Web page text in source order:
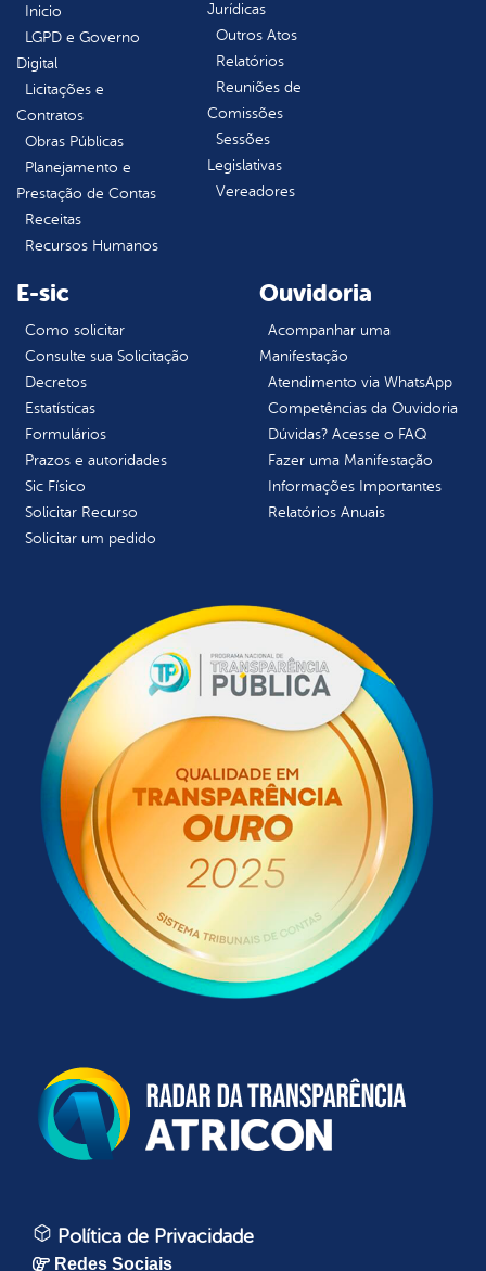
Inicio
LGPD e Governo
Digital
Licitações e
Contratos
Obras Públicas
Planejamento e
Prestação de Contas
Receitas
Recursos Humanos
Jurídicas
Outros Atos
Relatórios
Reuniões de
Comissões
Sessões
Legislativas
Vereadores
E-sic
Como solicitar
Consulte sua Solicitação
Decretos
Estatísticas
Formulários
Prazos e autoridades
Sic Físico
Solicitar Recurso
Solicitar um pedido
Ouvidoria
Acompanhar uma
Manifestação
Atendimento via WhatsApp
Competências da Ouvidoria
Dúvidas? Acesse o FAQ
Fazer uma Manifestação
Informações Importantes
Relatórios Anuais
Política de Privacidade
Redes Sociais